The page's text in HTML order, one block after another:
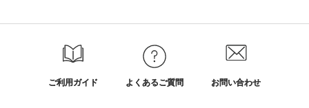
ご利用ガイド よくあるご質問 お問い合わせ